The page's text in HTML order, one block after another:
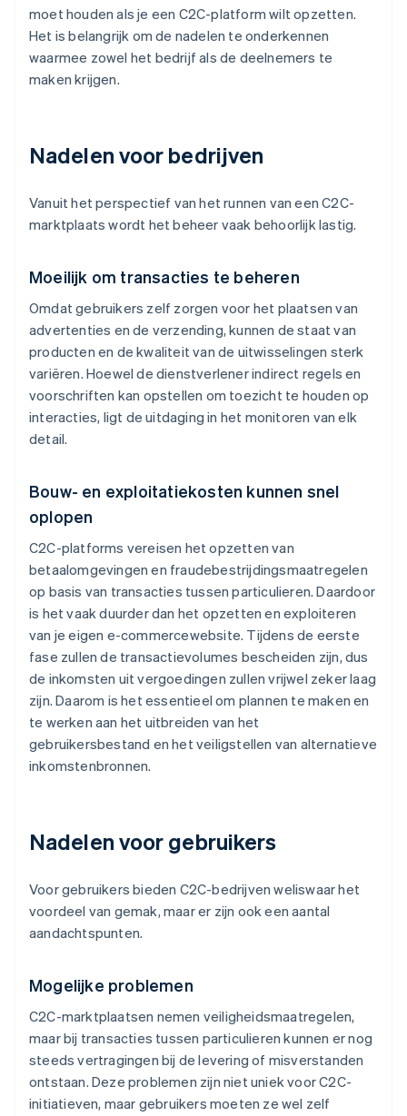
moet houden als je een C2C-platform wilt opzetten.
Het is belangrijk om de nadelen te onderkennen
waarmee zowel het bedrijf als de deelnemers te
maken krijgen.
Nadelen voor bedrijven
Vanuit het perspectief van het runnen van een C2C-
marktplaats wordt het beheer vaak behoorlijk lastig.
Moeilijk om transacties te beheren
Omdat gebruikers zelf zorgen voor het plaatsen van
advertenties en de verzending, kunnen de staat van
producten en de kwaliteit van de uitwisselingen sterk
variëren. Hoewel de dienstverlener indirect regels en
voorschriften kan opstellen om toezicht te houden op
interacties, ligt de uitdaging in het monitoren van elk
detail.
Bouw- en exploitatiekosten kunnen snel
oplopen
C2C-platforms vereisen het opzetten van
betaalomgevingen en fraudebestrijdingsmaatregelen
op basis van transacties tussen particulieren. Daardoor
is het vaak duurder dan het opzetten en exploiteren
van je eigen e-commercewebsite. Tijdens de eerste
fase zullen de transactievolumes bescheiden zijn, dus
de inkomsten uit vergoedingen zullen vrijwel zeker laag
zijn. Daarom is het essentieel om plannen te maken en
te werken aan het uitbreiden van het
gebruikersbestand en het veiligstellen van alternatieve
inkomstenbronnen.
Nadelen voor gebruikers
Voor gebruikers bieden C2C-bedrijven weliswaar het
voordeel van gemak, maar er zijn ook een aantal
aandachtspunten.
Mogelijke problemen
C2C-marktplaatsen nemen veiligheidsmaatregelen,
maar bij transacties tussen particulieren kunnen er nog
steeds vertragingen bij de levering of misverstanden
ontstaan. Deze problemen zijn niet uniek voor C2C-
initiatieven, maar gebruikers moeten ze wel zelf